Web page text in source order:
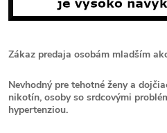
Zákaz predaja osobám mladším
Nevhodný pre tehotné ženy a
nikotín, osoby so srdcovými
hypertenziou.